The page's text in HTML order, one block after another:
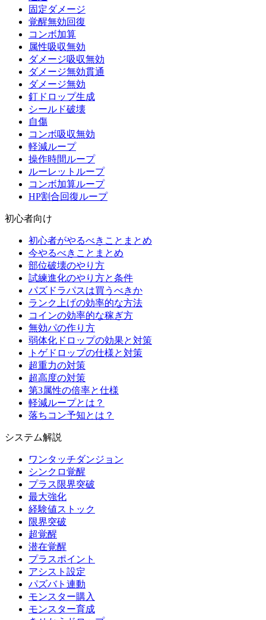
固定ダメージ
覚醒無効回復
コンボ加算
属性吸収無効
ダメージ吸収無効
ダメージ無効貫通
ダメージ無効
釘ドロップ生成
シールド破壊
自傷
コンボ吸収無効
軽減ループ
操作時間ループ
ルーレットループ
コンボ加算ループ
HP割合回復ループ
初心者向け
初心者がやるべきことまとめ
今やるべきことまとめ
部位破壊のやり方
試練進化のやり方と条件
パズドラパスは買うべきか
ランク上げの効率的な方法
コインの効率的な稼ぎ方
無効パの作り方
弱体化ドロップの効果と対策
トゲドロップの仕様と対策
超重力の対策
超高度の対策
第3属性の倍率と仕様
軽減ループとは？
落ちコン予知とは？
システム解説
ワンタッチダンジョン
シンクロ覚醒
プラス限界突破
最大強化
経験値ストック
限界突破
超覚醒
潜在覚醒
プラスポイント
アシスト設定
パズバト連動
モンスター購入
モンスター育成